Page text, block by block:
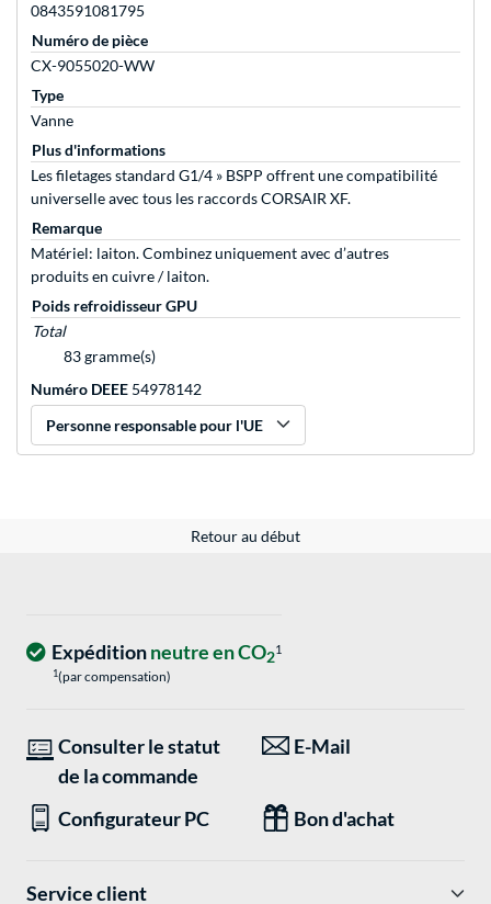
0843591081795
Numéro de pièce
CX-9055020-WW
Type
Vanne
Plus d'informations
Les filetages standard G1/4 » BSPP offrent une compatibilité
universelle avec tous les raccords CORSAIR XF.
Remarque
Matériel: laiton. Combinez uniquement avec d’autres
produits en cuivre / laiton.
Poids refroidisseur GPU
Total
83 gramme(s)
Numéro DEEE 54978142
Personne responsable pour l'UE
Retour au début
Expéditionneutre en CO21
1(par compensation)
Consulter le statut
de la commande
E-Mail
Configurateur PC Bon d'achat
Service client